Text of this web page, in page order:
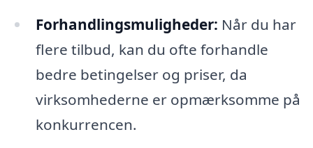
Forhandlingsmuligheder: Når du har
flere tilbud, kan du ofte forhandle
bedre betingelser og priser, da
virksomhederne er opmærksomme på
konkurrencen.